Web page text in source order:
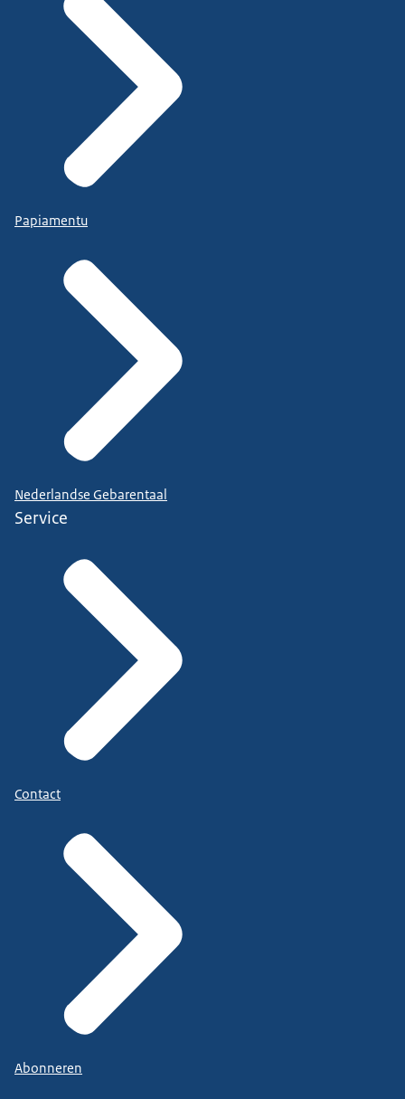
Papiamentu
Nederlandse Gebarentaal
Service
Contact
Abonneren